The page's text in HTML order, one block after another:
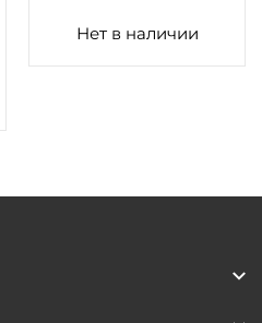
Нет в наличии